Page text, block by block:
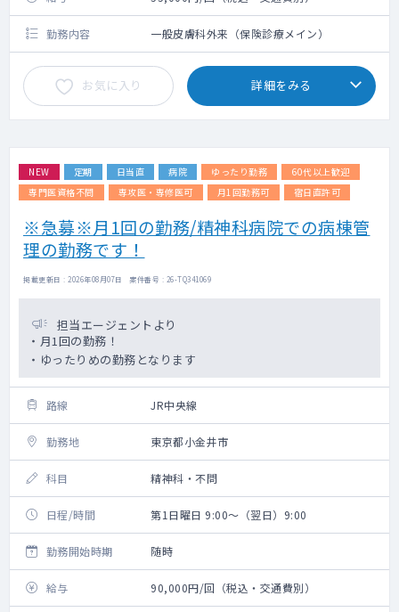
勤務内容 一般皮膚科外来（保険診療メイン）
お気に入り 詳細をみる
NEW 定期 日当直 病院 ゆったり勤務
60代以上歓迎
専門医資格不問
専攻医・専修医可 月1回勤務可 宿日直許可
※急募※月1回の勤務/精神科病院での病棟管
理の勤務です！
掲載更新日 : 2026年08月07日 案件番号 : 26-TQ341069
担当エージェントより
・月1回の勤務！
・ゆったりめの勤務となります
路線 JR中央線
勤務地 東京都小金井市
科目 精神科・不問
日程/時間 第1日曜日 9:00～（翌日）9:00
勤務開始時期 随時
給与 90,000円/回（税込・交通費別）